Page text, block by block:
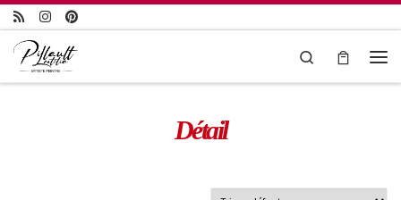
Passer au contenu
Search
Détail